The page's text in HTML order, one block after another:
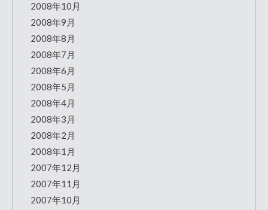
2008年10月
2008年9月
2008年8月
2008年7月
2008年6月
2008年5月
2008年4月
2008年3月
2008年2月
2008年1月
2007年12月
2007年11月
2007年10月